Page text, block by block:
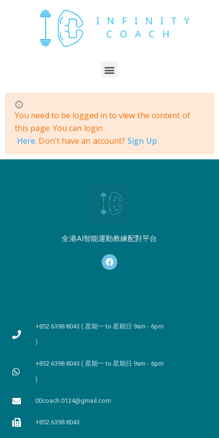
You need to be logged in to view the content of
this page. You can login
Here. Don't have an account? Sign Up
全港AI智能運動教練配對平台
+852 6398 8043 ( 星期一 to 星期日 9am - 6pm
)
+852 6398 8043 ( 星期一 to 星期日 9am - 6pm
)
00coach.0124@gmail.com
+852 6398 8043